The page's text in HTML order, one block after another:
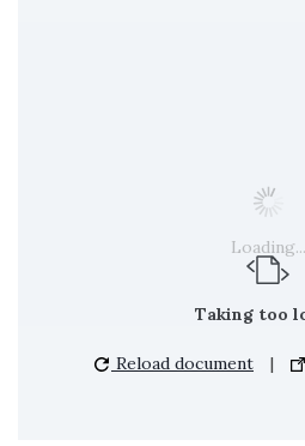
Loading...
Taking too
Reload document |